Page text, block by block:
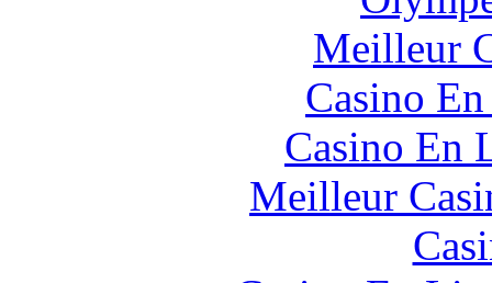
Meilleur
Casino
Casino En
Meilleur